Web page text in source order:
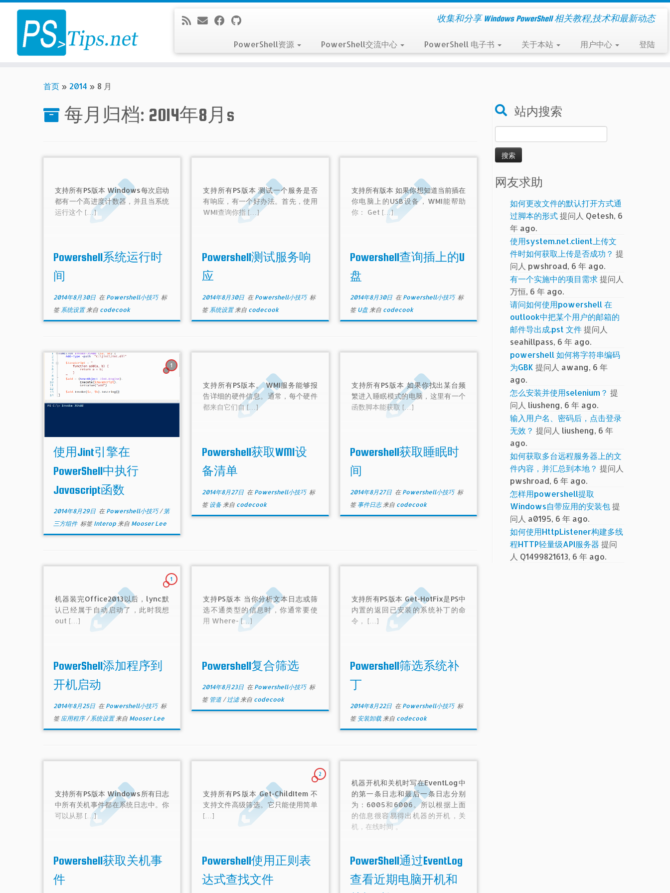
Skip
content
收集和分享 Windows PowerShell 相关教程,技术和最新动态
PowerShell资源 PowerShell交流中心 PowerShell 电子书 关于本站 用户中心 登陆
首页 » 2014 » 8 月
每月归档: 2014年8月 s
支持所有PS版本 Windows每次启动
都有一个高进度计数器，并且当系统
运行这个 […]
Powershell系统运行时
间
2014年8月30日 在 Powershell小技巧 标
签系统设置 来自 codecook
支持所有PS版本 测试一个服务是否
有响应，有一个好办法。首先，使用
WMI查询你指 […]
Powershell测试服务响
应
2014年8月30日在 Powershell小技巧 标
签系统设置 来自 codecook
支持所有版本 如果你想知道当前插在
你电脑上的USB设备，WMI能帮助
你： Get […]
Powershell查询插上的U
盘
2014年8月30日在 Powershell小技巧 标
签U盘 来自 codecook
1
使用Jint引擎在
PowerShell中执行
Javascript函数
2014年8月29日 在 Powershell小技巧/ 第
三方组件 标签Interop 来自 Mooser Lee
支持所有PS版本。 WMI服务能够报
告详细的硬件信息。通常，每个硬件
都来自它们自 […]
Powershell获取WMI设
备清单
2014年8月27日在 Powershell小技巧 标
签设备 来自 codecook
支持所有PS版本 如果你找出某台频
繁进入睡眠模式的电脑，这里有一个
函数脚本能获取 […]
Powershell获取睡眠时
间
2014年8月27日在 Powershell小技巧 标
签事件日志来自 codecook
1
机器装完Office2013以后，lync默
认已经属于自动启动了，此时我想
out […]
PowerShell添加程序到
开机启动
2014年8月25日 在 Powershell小技巧 标
签应用程序/系统设置 来自 Mooser Lee
支持PS版本 当你分析文本日志或筛
选不通类型的信息时，你通常要使
用 Where- […]
Powershell复合筛选
2014年8月23日在 Powershell小技巧 标
签 管道/过滤 来自 codecook
支持所有PS版本 Get-HotFix是PS中
内置的返回已安装的系统补丁的命
令， […]
Powershell筛选系统补
丁
2014年8月22日在 Powershell小技巧 标
签安装卸载 来自 codecook
支持所有PS版本 Windows所有日志
中所有关机事件都在系统日志中。你
可以从那 […]
Powershell获取关机事
件
2
支持所有PS版本 Get-ChildItem 不
支持文件高级筛选。它只能使用简单
[…]
Powershell使用正则表
达式查找文件
机器开机和关机时写在EventLog中
的第一条日志和最后一条日志分别
为：6005和6006。所以根据上面
的信息很容易得出机器的开机，关
机，在线时间 。
PowerShell通过EventLog
查看近期电脑开机和
站内搜索
索：
网友求助
如何更改文件的默认打开方式通
过脚本的形式提问人 Qetesh, 6
年 ago.
使用system.net.client上传文
件时如何获取上传是否成功？ 提
问人 pwshroad, 6 年 ago.
有一个实施中的项目需求提问人
万恒, 6 年 ago.
请问如何使用powershell 在
outlook中把某个用户的邮箱的
邮件导出成.pst 文件提问人
seahillpass, 6 年 ago.
powershell 如何将字符串编码
为GBK 提问人 awang, 6 年
ago.
怎么安装并使用selenium？ 提
问人 liusheng, 6 年 ago.
输入用户名、密码后，点击登录
无效？ 提问人 liusheng, 6 年
ago.
如何获取多台远程服务器上的文
件内容，并汇总到本地？ 提问人
pwshroad, 6 年 ago.
怎样用powershell提取
Windows自带应用的安装包提
问人 a0195, 6 年 ago.
如何使用HttpListener构建多线
程HTTP轻量级API服务器 提问
人 Q1499821613, 6 年 ago.